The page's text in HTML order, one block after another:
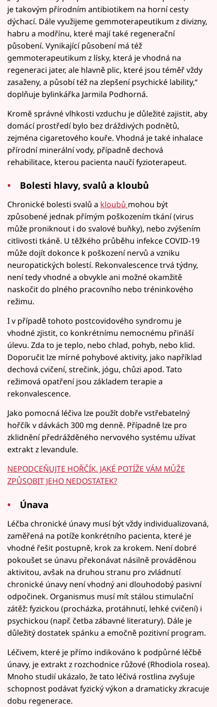
je takovým přírodním antibiotikem na horní cesty
dýchací. Dále využijeme gemmoterapeutikum z divizny,
habru a modřínu, které mají také regenerační
působení. Vynikající působení má též
gemmoterapeutikum z lísky, která je vhodná na
regeneraci jater, ale hlavně plic, které jsou téměř vždy
zasaženy, a působí též na zlepšení psychické lability,“
doplňuje bylinkářka Jarmila Podhorná.
Kromě správné vlhkosti vzduchu je důležité zajistit, aby
domácí prostředí bylo bez dráždivých podnětů,
zejména cigaretového kouře. Vhodná je také inhalace
přírodní minerální vody, případně dechová
rehabilitace, kterou pacienta naučí fyzioterapeut.
Bolesti hlavy, svalů a kloubů
Chronické bolesti svalů a kloubů mohou být
způsobené jednak přímým poškozením tkání (virus
může proniknout i do svalové buňky), nebo zvýšením
citlivosti tkáně. U těžkého průběhu infekce COVID-19
může dojít dokonce k poškození nervů a vzniku
neuropatických bolestí. Rekonvalescence trvá týdny,
není tedy vhodné a obvykle ani možné okamžitě
naskočit do plného pracovního nebo tréninkového
režimu.
I v případě tohoto postcovidového syndromu je
vhodné zjistit, co konkrétnímu nemocnému přináší
úlevu. Zda to je teplo, nebo chlad, pohyb, nebo klid.
Doporučit lze mírné pohybové aktivity, jako například
dechová cvičení, strečink, jógu, chůzi apod. Tato
režimová opatření jsou základem terapie a
rekonvalescence.
Jako pomocná léčiva lze použít dobře vstřebatelný
hořčík v dávkách 300 mg denně. Případně lze pro
zklidnění předrážděného nervového systému užívat
extrakt z levandule.
NEPODCEŇUJTE HOŘČÍK. JAKÉ POTÍŽE VÁM MŮŽE
ZPŮSOBIT JEHO NEDOSTATEK?
Únava
Léčba chronické únavy musí být vždy individualizovaná,
zaměřená na potíže konkrétního pacienta, které je
vhodné řešit postupně, krok za krokem. Není dobré
pokoušet se únavu překonávat násilně prováděnou
aktivitou, avšak na druhou stranu pro zvládnutí
chronické únavy není vhodný ani dlouhodobý pasivní
odpočinek. Organismus musí mít stálou stimulační
zátěž: fyzickou (procházka, protáhnutí, lehké cvičení) i
psychickou (např. četba zábavné literatury). Dále je
důležitý dostatek spánku a emočně pozitivní program.
Léčivem, které je přímo indikováno k podpůrné léčbě
únavy, je extrakt z rozchodnice růžové (Rhodiola rosea).
Mnoho studií ukázalo, že tato léčivá rostlina zvyšuje
schopnost podávat fyzický výkon a dramaticky zkracuje
dobu regenerace.